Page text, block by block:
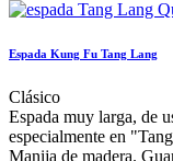
Espada Kung Fu Tang Lang
Clásico
Espada muy larga, de
especialmente en
Manija de madera.